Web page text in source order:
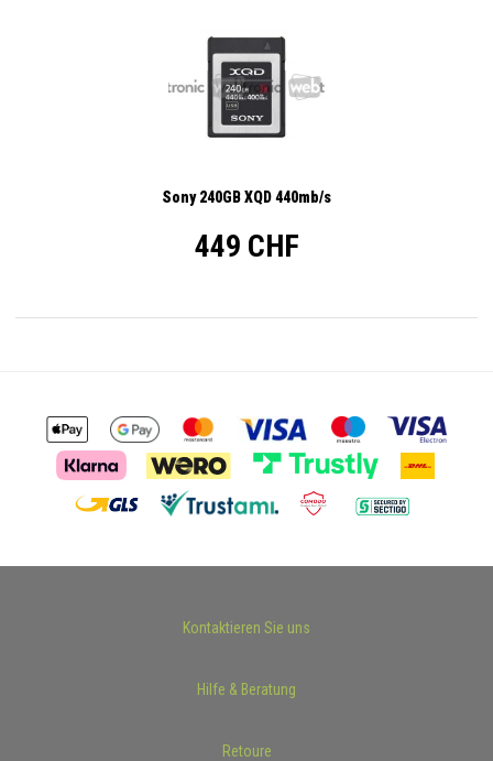
Sony 240GB XQD 440mb/s
449 CHF
Kontaktieren Sie uns
Hilfe & Beratung
Retoure